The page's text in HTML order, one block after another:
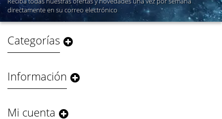
directamente en su correo electrónico
Categorías
Información
Mi cuenta